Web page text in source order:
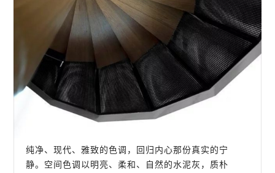
纯净、现代、雅致的色调，回归内心那份真实的宁
静。空间色调以明亮、柔和、自然的水泥灰，质朴